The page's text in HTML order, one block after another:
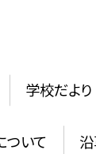
学校だより
いて